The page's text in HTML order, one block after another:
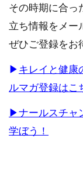
その時期に合っ
立ち情報をメー
ぜひご登録をお
▶ キレイと健康
ルマガ登録はこ
▶ナールスチャ
学ぼう！